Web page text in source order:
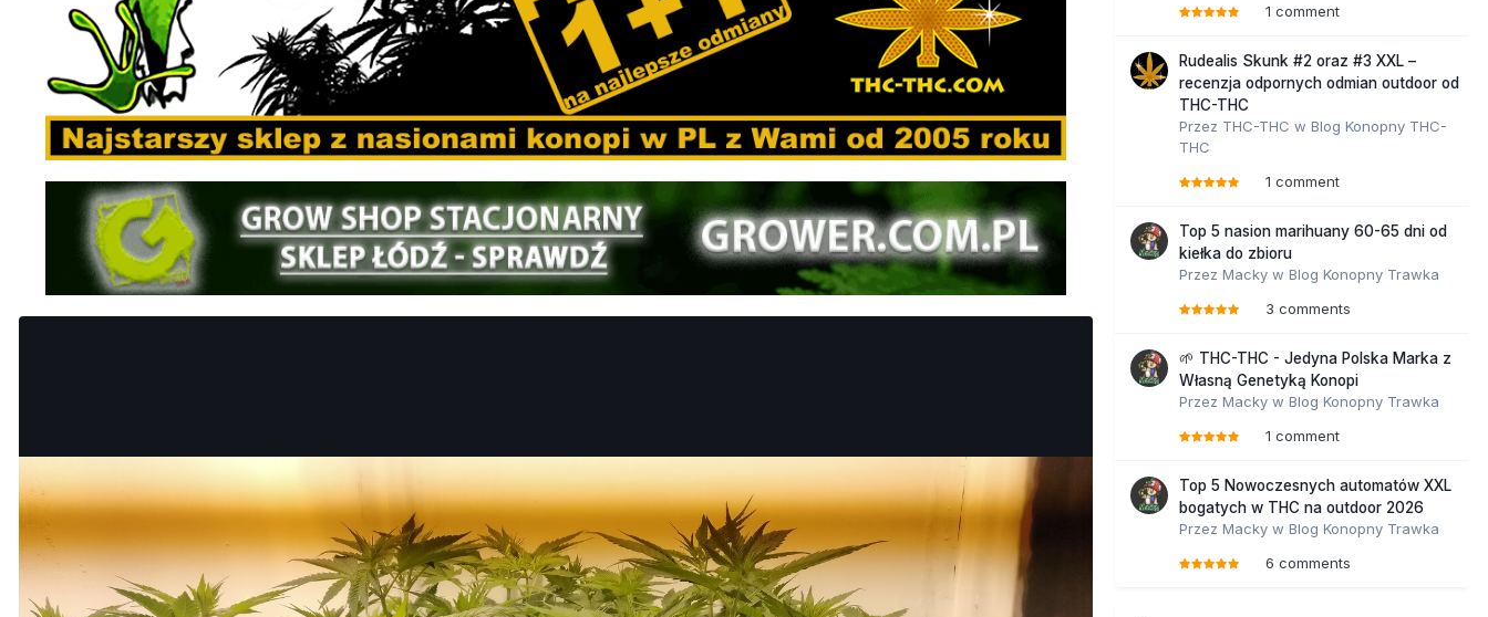
1 comment
Rudealis Skunk #2 oraz #3 XXL –
recenzja odpornych odmian outdoor od
THC-THC
Przez THC-THC w Blog Konopny THC-
THC
1 comment
Top 5 nasion marihuany 60-65 dni od
kiełka do zbioru
Przez Macky w Blog Konopny Trawka
3 comments
🌱 THC-THC - Jedyna Polska Marka z
Własną Genetyką Konopi
Przez Macky w Blog Konopny Trawka
1 comment
Top 5 Nowoczesnych automatów XXL
bogatych w THC na outdoor 2026
Przez Macky w Blog Konopny Trawka
6 comments